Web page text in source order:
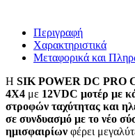
Περιγραφή
Χαρακτηριστικά
Μεταφορικά και
Η SIK POWER DC PRO
4Χ4 με 12VDC μοτέρ με
στροφών ταχύτητας και
σε συνδυασμό με το νέο
ημισφαιρίων φέρει